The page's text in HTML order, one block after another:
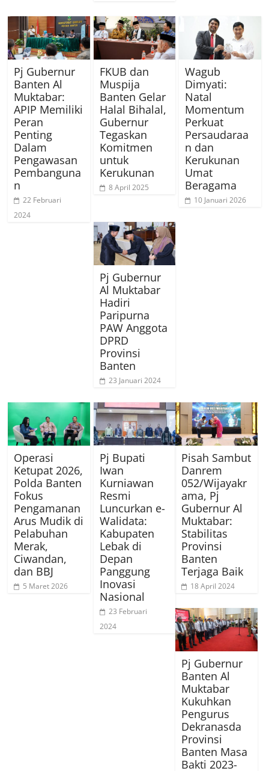
Pj Gubernur
Banten Al
Muktabar:
APIP Memiliki
Peran
Penting
Dalam
Pengawasan
Pembanguna
n
22 Februari
2024
FKUB dan
Muspija
Banten Gelar
Halal Bihalal,
Gubernur
Tegaskan
Komitmen
untuk
Kerukunan
8 April 2025
Wagub
Dimyati:
Natal
Momentum
Perkuat
Persaudaraa
n dan
Kerukunan
Umat
Beragama
10 Januari 2026
Pj Gubernur
Al Muktabar
Hadiri
Paripurna
PAW Anggota
DPRD
Provinsi
Banten
23 Januari 2024
Operasi
Ketupat 2026,
Polda Banten
Fokus
Pengamanan
Arus Mudik di
Pelabuhan
Merak,
Ciwandan,
dan BBJ
5 Maret 2026
Pj Bupati
Iwan
Kurniawan
Resmi
Luncurkan e-
Walidata:
Kabupaten
Lebak di
Depan
Panggung
Inovasi
Nasional
23 Februari
2024
Pisah Sambut
Danrem
052/Wijayakr
ama, Pj
Gubernur Al
Muktabar:
Stabilitas
Provinsi
Banten
Terjaga Baik
18 April 2024
Pj Gubernur
Banten Al
Muktabar
Kukuhkan
Pengurus
Dekranasda
Provinsi
Banten Masa
Bakti 2023-